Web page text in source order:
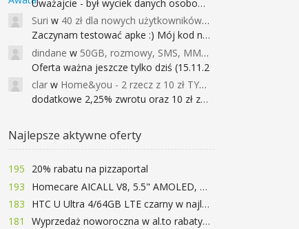
Uważajcie - był wyciek danych osobowych
Suri w 40 zł dla nowych użytkowników Google Pay (dawniej Android Pay)
Zaczynam testować apke :) Mój kod na 40
dindane w 50GB, rozmowy, SMS, MMS bez limitu przez 6 miesięcy za darmo za przeniesienie numeru do Play NEXT
Oferta ważna jeszcze tylko dziś (15.11.2
clar w Home&you - 2 rzecz z 10 zł TYLKO DZISIAJ
dodatkowe 2,25% zwrotu oraz 10 zł za r
Najlepsze aktywne oferty
195
20% rabatu na pizzaportal
193
Homecare AICALL V8, 5.5" AMOLED, 4/128GB, Snapdragon 652, LTE, QC3.0, 3400mAh za 416zł
183
HTC U Ultra 4/64GB LTE czarny w najlepszej cenie na rynku 799 zł!!!
181
Wyprzedaż noworoczna w al.to rabaty do 72%